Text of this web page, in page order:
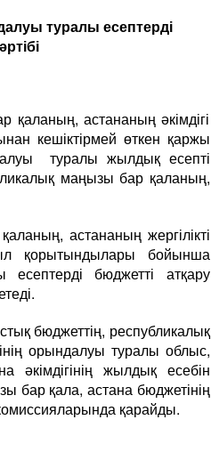
туралы есептерді
астананың әкімдігі
кешіктірмей өткен қаржы
туралы жылдық есепті
маңызы бар қаланың,
астананың жергілікті
қорытындылары бойынша
есептерді бюджетті атқару
бюджеттің, республикалық
орындалуы туралы облыс,
әкімдігінің жылдық есебін
бар қала, астана бюджетінің
қарайды.